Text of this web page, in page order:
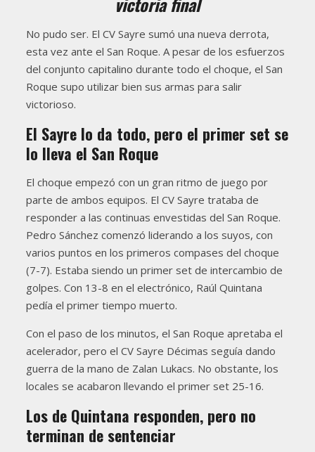
No pudo ser. El CV Sayre sumó una nueva derrota,
esta vez ante el San Roque. A pesar de los esfuerzos
del conjunto capitalino durante todo el choque, el San
Roque supo utilizar bien sus armas para salir
victorioso.
El Sayre lo da todo, pero el primer set se
lo lleva el San Roque
El choque empezó con un gran ritmo de juego por
parte de ambos equipos. El CV Sayre trataba de
responder a las continuas envestidas del San Roque.
Pedro Sánchez comenzó liderando a los suyos, con
varios puntos en los primeros compases del choque
(7-7). Estaba siendo un primer set de intercambio de
golpes. Con 13-8 en el electrónico, Raúl Quintana
pedía el primer tiempo muerto.
Con el paso de los minutos, el San Roque apretaba el
acelerador, pero el CV Sayre Décimas seguía dando
guerra de la mano de Zalan Lukacs. No obstante, los
locales se acabaron llevando el primer set 25-16.
Los de Quintana responden, pero no
terminan de sentenciar